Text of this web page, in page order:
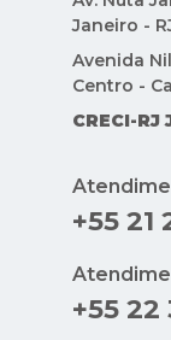
Janeiro -
Avenida
Centro -
CRECI-RJ
+55 21
+55 22